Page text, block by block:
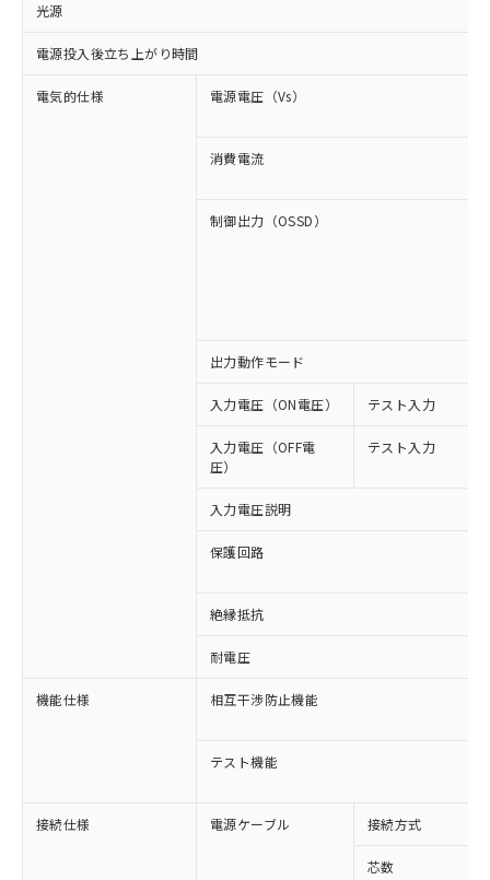
光源
電源投入後立ち上がり時間
電気的仕様 電源電圧（Vs）
消費電流
制御出力（OSSD）
出力動作モード
入力電圧（ON電圧） テスト入力
入力電圧（OFF電
圧）
テスト入力
入力電圧説明
保護回路
絶縁抵抗
耐電圧
機能仕様 相互干渉防止機能
テスト機能
接続仕様 電源ケーブル 接続方式
芯数
ご利用条件
以下の条件をお読みいただき、同意のうえ
ご利用ください。
商品の当社在庫状況および標準価格
(税抜)を提供させていただくもので
当社制御機器事業取扱商品の中には、
対応済み：EU RoHS指令（10物質）の
有に対応した製品に切り替える予定のある
対応予定なし：EU RoHS指令（10物質）の
定はありません。
仕入先様の事情により、非含有部品として
いたものが、含有品と判明した場合などや
「×」：最大均質材料含有率が中国RoHSの
当社は、これら貴社製品のうち、外国